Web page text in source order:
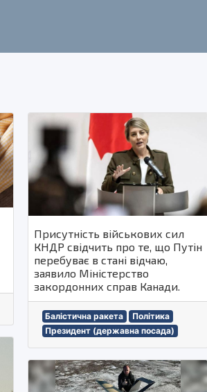
Присутність військових сил
КНДР свідчить про те, що Путін
перебуває в стані відчаю,
заявило Міністерство
закордонних справ Канади.
Балістична ракета
Політика
Президент (державна посада)